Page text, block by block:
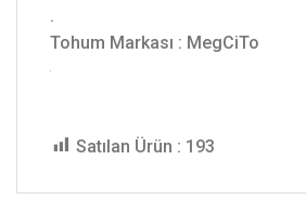
.
Tohum Markası : MegCiTo
Satılan Ürün : 193